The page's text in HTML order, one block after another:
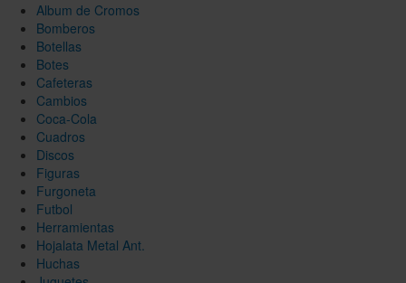
Album de Cromos
Bomberos
Botellas
Botes
Cafeteras
Cambios
Coca-Cola
Cuadros
Discos
Figuras
Furgoneta
Futbol
Herramientas
Hojalata Metal Ant.
Huchas